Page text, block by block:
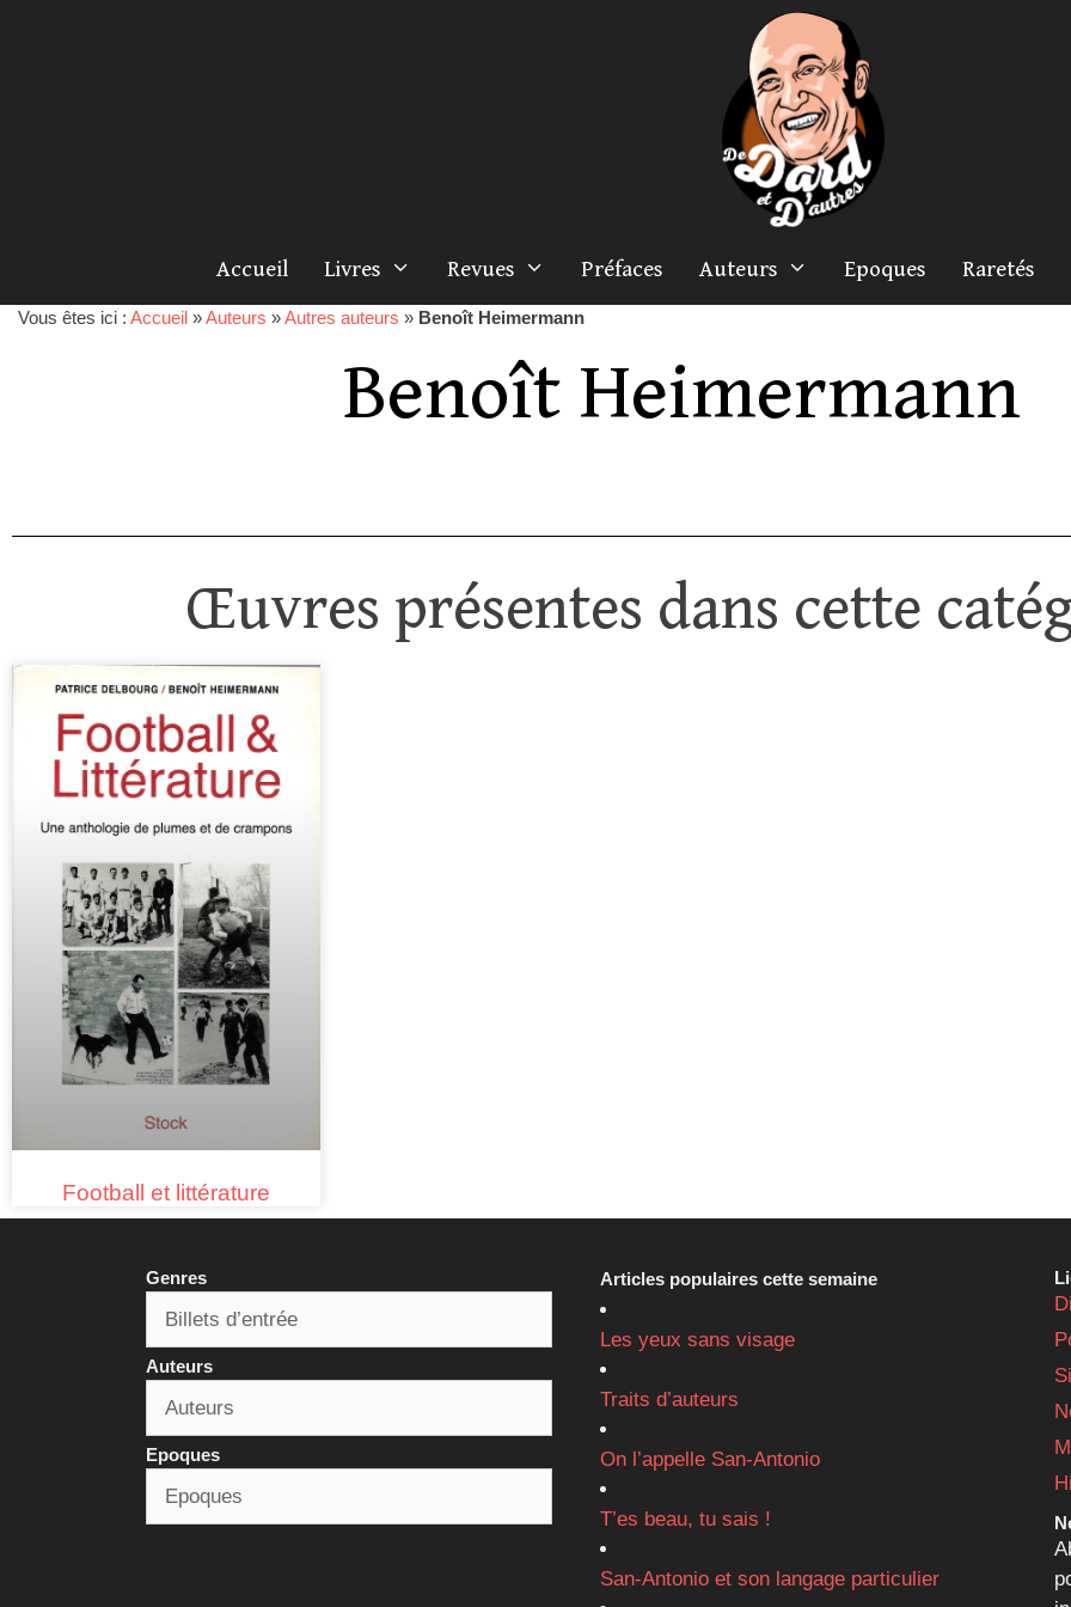
Accueil Livres Revues Préfaces Auteurs Epoques Raretés
Vous êtes ici : Accueil »Auteurs »Autres auteurs » Benoît Heimermann
Benoît Heimermann
Œuvres présentes dans cette
Football et littérature
Genres
Auteurs
Epoques
Articles populaires cette semaine
Les yeux sans visage
Traits d’auteurs
On l’appelle San-Antonio
T’es beau, tu sais !
San-Antonio et son langage particulier